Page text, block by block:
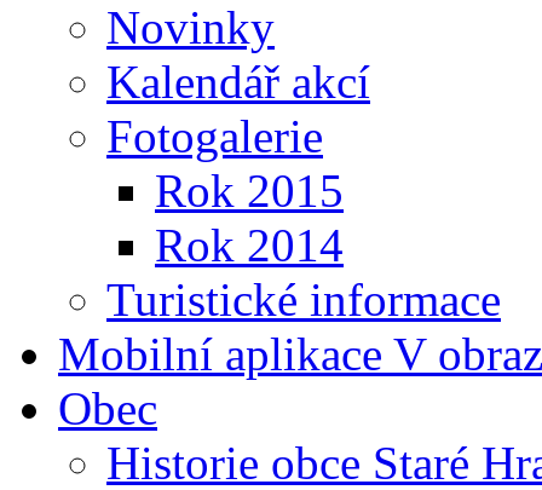
Novinky
Kalendář akcí
Fotogalerie
Rok 2015
Rok 2014
Turistické informace
Mobilní aplikace V
Obec
Historie obce Staré